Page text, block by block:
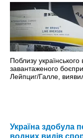
Поблизу
завантаженого
Лейпциг/Галле,
Україна здобула